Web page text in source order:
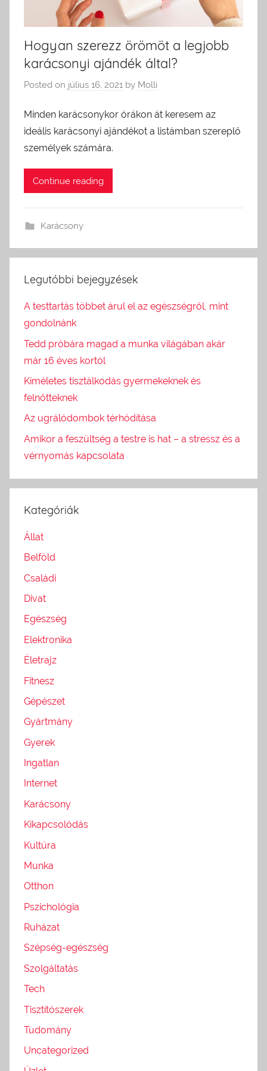
Hogyan szerezz örömöt a legjobb
karácsonyi ajándék által?
Posted on július 16, 2021 by Molli
Minden karácsonykor órákon át keresem az
ideális karácsonyi ajándékot a listámban szereplő
személyek számára.
Continue reading
Karácsony
Legutóbbi bejegyzések
A testtartás többet árul el az egészségről, mint
gondolnánk
Tedd próbára magad a munka világában akár
már 16 éves kortól
Kíméletes tisztálkodás gyermekeknek és
felnőtteknek
Az ugrálódombok térhódítása
Amikor a feszültség a testre is hat – a stressz és a
vérnyomás kapcsolata
Kategóriák
Állat
Belföld
Családi
Divat
Egészség
Elektronika
Életrajz
Fitnesz
Gépészet
Gyártmány
Gyerek
Ingatlan
Internet
Karácsony
Kikapcsolódás
Kultúra
Munka
Otthon
Pszichológia
Ruházat
Szépség-egészség
Szolgáltatás
Tech
Tisztítószerek
Tudomány
Uncategorized